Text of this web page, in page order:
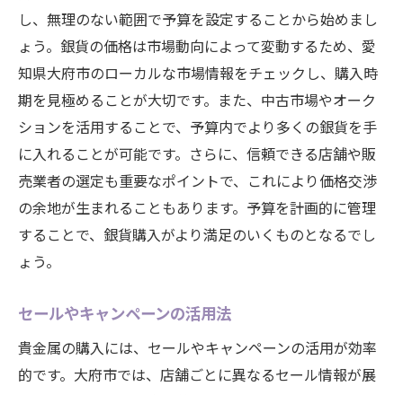
し、無理のない範囲で予算を設定することから始めまし
ょう。銀貨の価格は市場動向によって変動するため、愛
知県大府市のローカルな市場情報をチェックし、購入時
期を見極めることが大切です。また、中古市場やオーク
ションを活用することで、予算内でより多くの銀貨を手
に入れることが可能です。さらに、信頼できる店舗や販
売業者の選定も重要なポイントで、これにより価格交渉
の余地が生まれることもあります。予算を計画的に管理
することで、銀貨購入がより満足のいくものとなるでし
ょう。
セールやキャンペーンの活用法
貴金属の購入には、セールやキャンペーンの活用が効率
的です。大府市では、店舗ごとに異なるセール情報が展